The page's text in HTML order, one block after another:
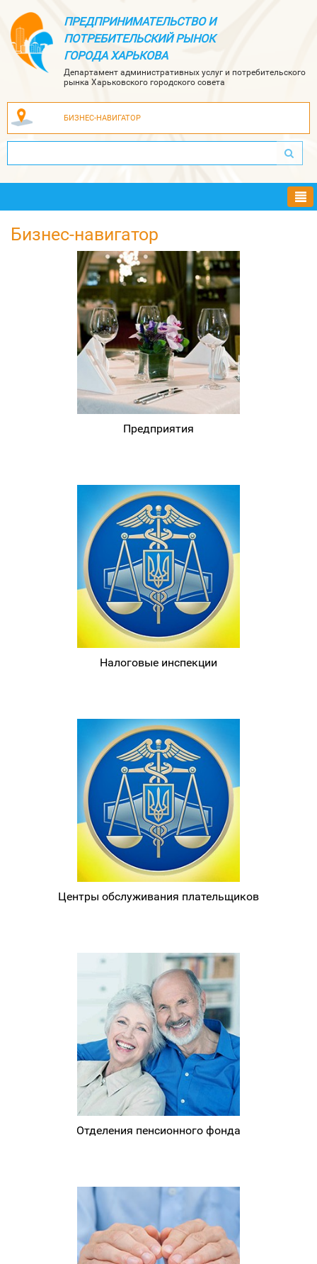
ПРЕДПРИНИМАТЕЛЬСТВО И
ПОТРЕБИТЕЛЬСКИЙ РЫНОК
ГОРОДА ХАРЬКОВА
Департамент административных услуг и потребительского
рынка Харьковского городского совета
БИЗНЕС-НАВИГАТОР
Бизнес-навигатор
Предприятия
Налоговые инспекции
Центры обслуживания плательщиков
Отделения пенсионного фонда